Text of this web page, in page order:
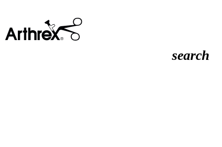
search